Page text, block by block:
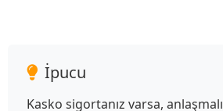
İpucu
Kasko sigortanız varsa, anlaşmalı